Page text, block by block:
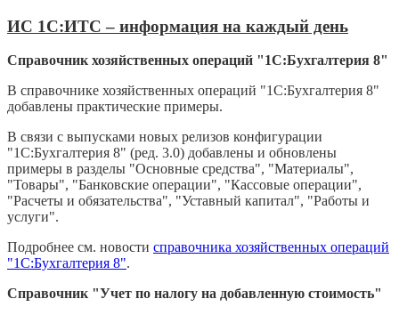
ИС 1С:ИТС – информация на каждый день
Справочник хозяйственных операций "1С:Бухгалтерия 8"
В справочнике хозяйственных операций "1С:Бухгалтерия 8"
добавлены практические примеры.
В связи с выпусками новых релизов конфигурации
"1С:Бухгалтерия 8" (ред. 3.0) добавлены и обновлены
примеры в разделы "Основные средства", "Материалы",
"Товары", "Банковские операции", "Кассовые операции",
"Расчеты и обязательства", "Уставный капитал", "Работы и
услуги".
Подробнее см. новости справочника хозяйственных операций
"1С:Бухгалтерия 8".
Справочник "Учет по налогу на добавленную стоимость"